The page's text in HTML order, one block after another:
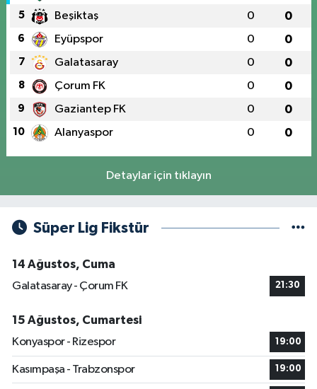
5 Beşiktaş 0 0
6 Eyüpspor 0 0
7 Galatasaray 0 0
8 Çorum FK 0 0
9 Gaziantep FK 0 0
10 Alanyaspor 0 0
Detaylar için tıklayın
Süper Lig Fikstür
14 Ağustos, Cuma
Galatasaray - Çorum FK
21:30
15 Ağustos, Cumartesi
Konyaspor - Rizespor
19:00
Kasımpaşa - Trabzonspor 19:00